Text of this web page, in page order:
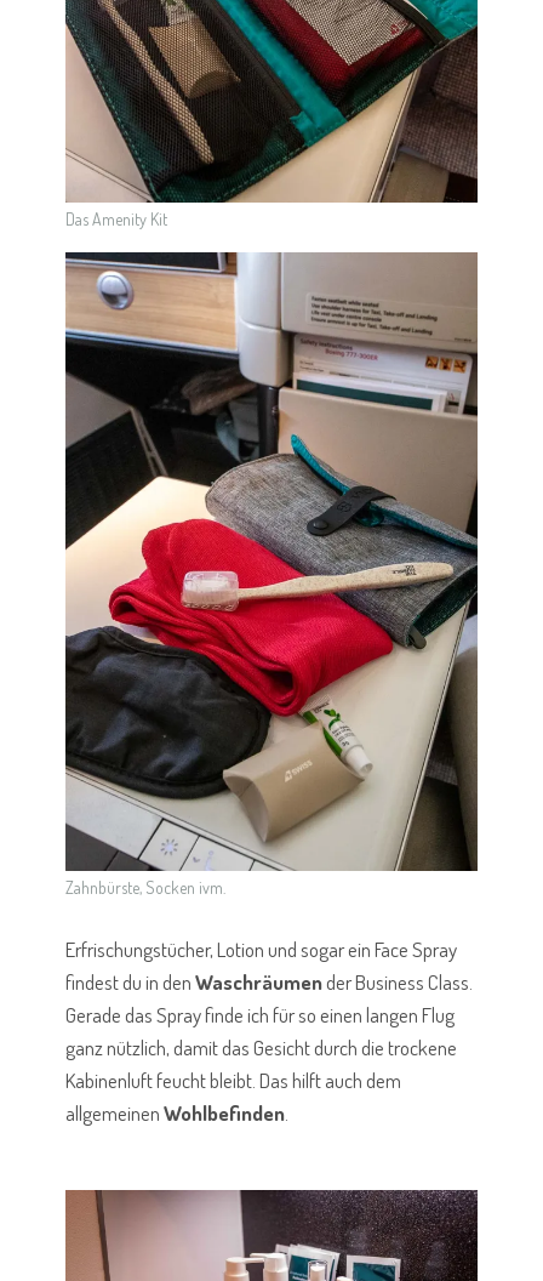
Das Amenity Kit
Zahnbürste, Socken ivm.
Erfrischungstücher, Lotion und sogar ein Face Spray
findest du in denWaschräumender Business Class.
Gerade das Spray finde ich für so einen langen Flug
ganz nützlich, damit das Gesicht durch die trockene
Kabinenluft feucht bleibt. Das hilft auch dem
allgemeinenWohlbefinden